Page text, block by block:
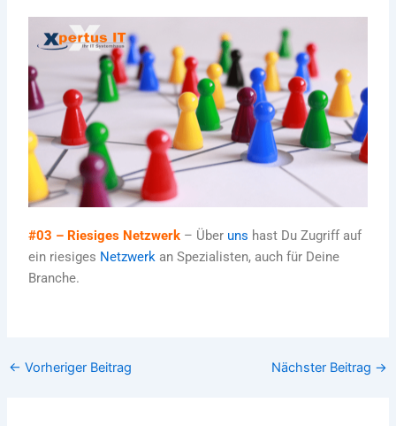
#03 – Riesiges Netzwerk – Über uns hast Du Zugriff auf
ein riesiges Netzwerk an Spezialisten, auch für Deine
Branche.
← Vorheriger Beitrag Nächster Beitrag →